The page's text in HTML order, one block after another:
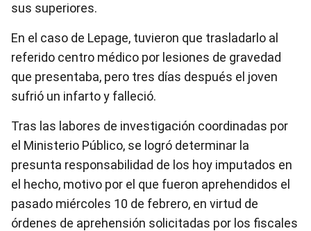
sus superiores.
En el caso de Lepage, tuvieron que trasladarlo al
referido centro médico por lesiones de gravedad
que presentaba, pero tres días después el joven
sufrió un infarto y falleció.
Tras las labores de investigación coordinadas por
el Ministerio Público, se logró determinar la
presunta responsabilidad de los hoy imputados en
el hecho, motivo por el que fueron aprehendidos el
pasado miércoles 10 de febrero, en virtud de
órdenes de aprehensión solicitadas por los fiscales